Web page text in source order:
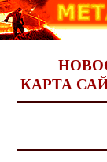
КАРТА